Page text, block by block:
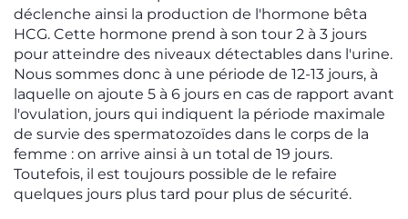
déclenche ainsi la production de l'hormone bêta
HCG. Cette hormone prend à son tour 2 à 3 jours
pour atteindre des niveaux détectables dans l'urine.
Nous sommes donc à une période de 12-13 jours, à
laquelle on ajoute 5 à 6 jours en cas de rapport avant
l'ovulation, jours qui indiquent la période maximale
de survie des spermatozoïdes dans le corps de la
femme : on arrive ainsi à un total de 19 jours.
Toutefois, il est toujours possible de le refaire
quelques jours plus tard pour plus de sécurité.